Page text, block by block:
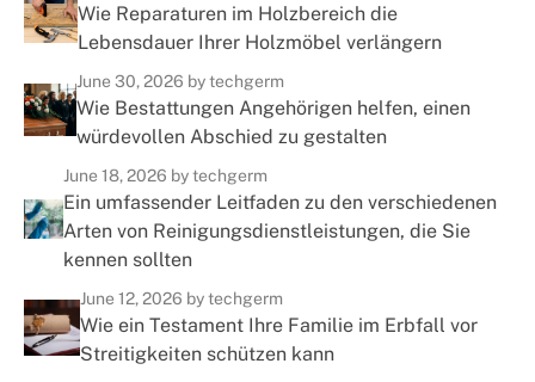
Wie Reparaturen im Holzbereich die
Lebensdauer Ihrer Holzmöbel verlängern
June 30, 2026 by techgerm
Wie Bestattungen Angehörigen helfen, einen
würdevollen Abschied zu gestalten
June 18, 2026 by techgerm
Ein umfassender Leitfaden zu den verschiedenen
Arten von Reinigungsdienstleistungen, die Sie
kennen sollten
June 12, 2026 by techgerm
Wie ein Testament Ihre Familie im Erbfall vor
Streitigkeiten schützen kann